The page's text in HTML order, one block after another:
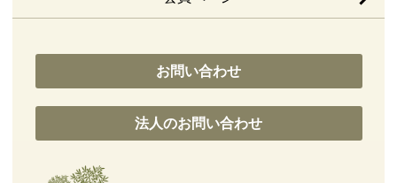
お問い合わせ
法人のお問い合わせ